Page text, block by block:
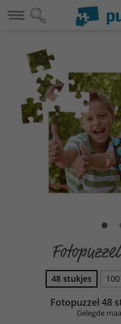
48 stukjes
Fotopuzzel 48
Gelegde